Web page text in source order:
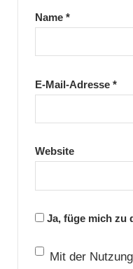
Name *
E-Mail-Adresse *
Website
Ja, füge mich zu
Mit der